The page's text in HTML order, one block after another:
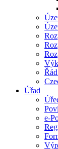
Úřad
e-